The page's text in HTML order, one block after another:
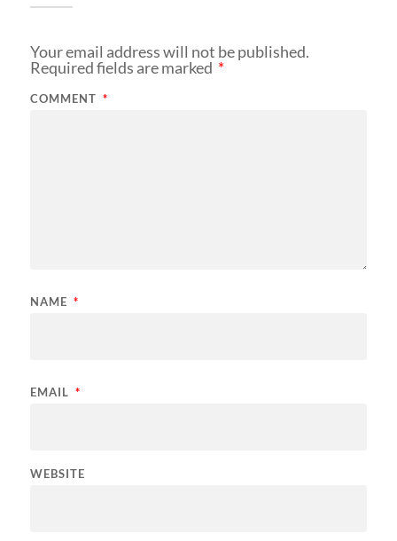
Your email address will not be published.
Required fields are marked *
COMMENT *
NAME *
EMAIL *
WEBSITE